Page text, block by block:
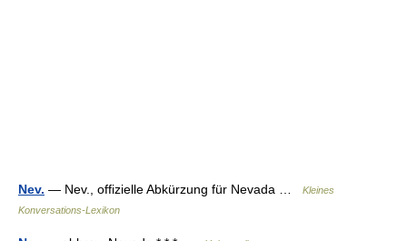
Nev. — Nev., offizielle Abkürzung für Nevada …
Kleines
Konversations-Lexikon